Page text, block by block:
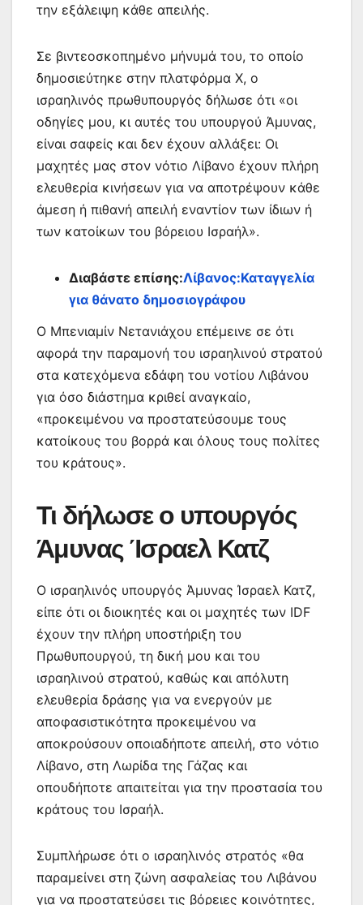
την εξάλειψη κάθε απειλής.
Σε βιντεοσκοπημένο μήνυμά του, το οποίο
δημοσιεύτηκε στην πλατφόρμα Χ, ο
ισραηλινός πρωθυπουργός δήλωσε ότι «οι
οδηγίες μου, κι αυτές του υπουργού Άμυνας,
είναι σαφείς και δεν έχουν αλλάξει: Οι
μαχητές μας στον νότιο Λίβανο έχουν πλήρη
ελευθερία κινήσεων για να αποτρέψουν κάθε
άμεση ή πιθανή απειλή εναντίον των ίδιων ή
των κατοίκων του βόρειου Ισραήλ».
Διαβάστε επίσης:Λίβανος:Καταγγελία
για θάνατο δημοσιογράφου
Ο Μπενιαμίν Νετανιάχου επέμεινε σε ότι
αφορά την παραμονή του ισραηλινού στρατού
στα κατεχόμενα εδάφη του νοτίου Λιβάνου
για όσο διάστημα κριθεί αναγκαίο,
«προκειμένου να προστατεύσουμε τους
κατοίκους του βορρά και όλους τους πολίτες
του κράτους».
Τι δήλωσε ο υπουργός
Άμυνας Ίσραελ Κατζ
Ο ισραηλινός υπουργός Άμυνας Ίσραελ Κατζ,
είπε ότι οι διοικητές και οι μαχητές των IDF
έχουν την πλήρη υποστήριξη του
Πρωθυπουργού, τη δική μου και του
ισραηλινού στρατού, καθώς και απόλυτη
ελευθερία δράσης για να ενεργούν με
αποφασιστικότητα προκειμένου να
αποκρούσουν οποιαδήποτε απειλή, στο νότιο
Λίβανο, στη Λωρίδα της Γάζας και
οπουδήποτε απαιτείται για την προστασία του
κράτους του Ισραήλ.
Συμπλήρωσε ότι ο ισραηλινός στρατός «θα
παραμείνει στη ζώνη ασφαλείας του Λιβάνου
για να προστατεύσει τις βόρειες κοινότητες,